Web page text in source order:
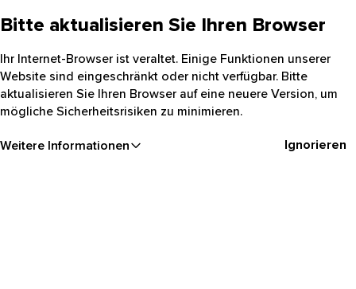
Bitte aktualisieren Sie Ihren Browser
Ihr Internet-Browser ist veraltet. Einige Funktionen unserer
Website sind eingeschränkt oder nicht verfügbar. Bitte
aktualisieren Sie Ihren Browser auf eine neuere Version, um
mögliche Sicherheitsrisiken zu minimieren.
Weitere Informationen Ignorieren